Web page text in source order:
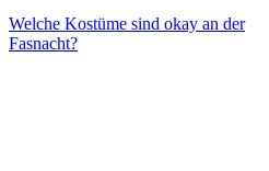
Welche Kostüme sind okay an der
Fasnacht?